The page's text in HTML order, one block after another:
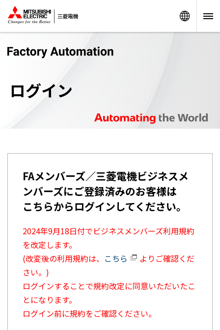
ログイン
FAメンバーズ／三菱電機ビジネスメ
ンバーズにご登録済みのお客様は
こちらからログインしてください。
2024年9月18日付でビジネスメンバーズ利用規約
を改定します。
(改変後の利用規約は、 こちら
よりご確認くだ
さい。)
ログインすることで規約改定に同意いただいたこ
とになります。
ログイン前に規約をご確認ください。